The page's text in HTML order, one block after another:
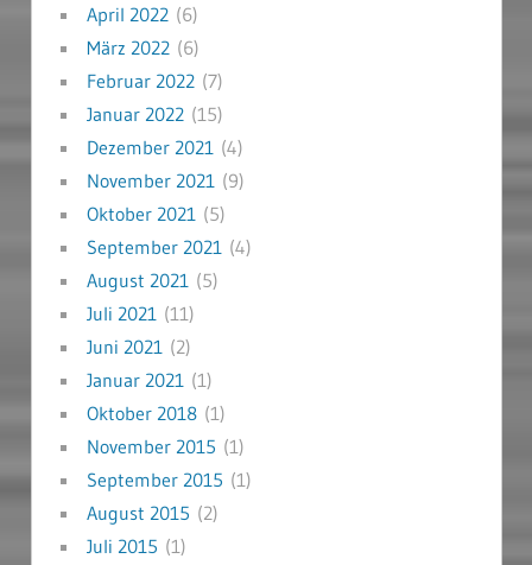
April 2022(6)
März 2022(6)
Februar 2022(7)
Januar 2022(15)
Dezember 2021 (4)
November 2021 (9)
Oktober 2021 (5)
September 2021 (4)
August 2021 (5)
Juli 2021 (11)
Juni 2021 (2)
Januar 2021 (1)
Oktober 2018(1)
November 2015 (1)
September 2015 (1)
August 2015 (2)
Juli 2015 (1)